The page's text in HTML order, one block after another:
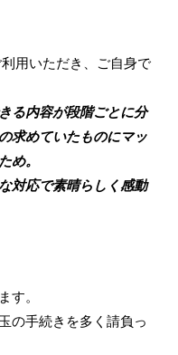
用いただき、ご自身で
る内容が段階ごとに分
求めていたものにマッ
め。
対応で素晴らしく感動
す。
の手続きを多く請負っ